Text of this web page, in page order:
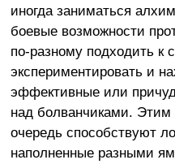
иногда заниматься
боевые возможности
по-разному подходить к
экспериментировать и
эффективные или
над болванчиками.
очередь способствуют
наполненные разными